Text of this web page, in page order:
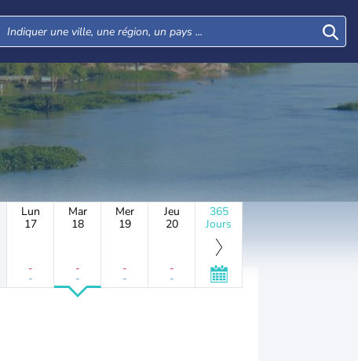
Lun
17
-
-
Mar
18
-
-
Mer
19
-
-
Jeu
20
-
-
365
Jours